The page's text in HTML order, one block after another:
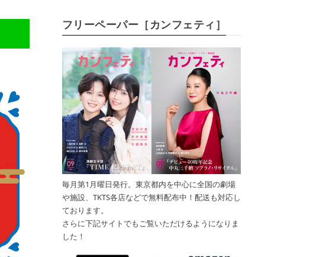
フリーペーパー［カンフェティ］
毎月第1月曜日発行。東京都内を中心に全国の劇場
や施設、TKTS各店などで無料配布中！配送も対応し
ております。
さらに下記サイトでもご覧いただけるようになりま
した！